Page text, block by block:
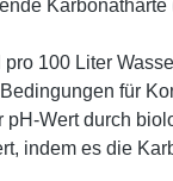
100 Liter
für
Wert durch
indem es die